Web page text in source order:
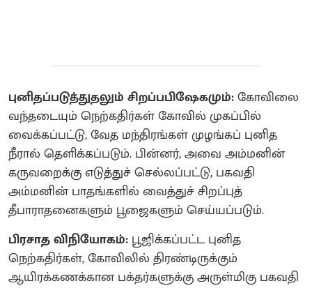
புனிதப்படுத்துதலும் சிறப்பபிஷேகமும்:கோவிலை
வந்தடையும் நெற்கதிர்கள் கோவில் முகப்பில்
வைக்கப்பட்டு, வேத மந்திரங்கள் முழங்கப் புனித
நீரால் தெளிக்கப்படும். பின்னர், அவை அம்மனின்
கருவறைக்கு எடுத்துச் செல்லப்பட்டு, பகவதி
அம்மனின் பாதங்களில் வைத்துச் சிறப்புத்
தீபாராதனைகளும் பூஜைகளும் செய்யப்படும்.
பிரசாத விநியோகம்: பூஜிக்கப்பட்ட புனித
நெற்கதிர்கள், கோவிலில் திரண்டிருக்கும்
ஆயிரக்கணக்கான பக்தர்களுக்கு அருள்மிகு பகவதி